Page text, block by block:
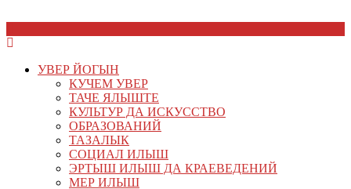
УВЕР ЙОГЫН
КУЧЕМ УВЕР
ТАЧЕ ЯЛЫШТЕ
КУЛЬТУР ДА ИСКУССТВО
ОБРАЗОВАНИЙ
ТАЗАЛЫК
СОЦИАЛ ИЛЫШ
ЭРТЫШ ИЛЫШ ДА КРАЕВЕДЕНИЙ
МЕР ИЛЫШ